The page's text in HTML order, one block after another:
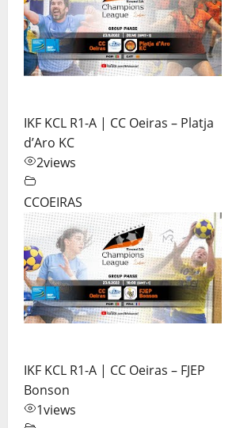
IKF KCL R1-A | CC Oeiras – Platja
d’Aro KC
2views
CCOEIRAS
IKF KCL R1-A | CC Oeiras – FJEP
Bonson
1views